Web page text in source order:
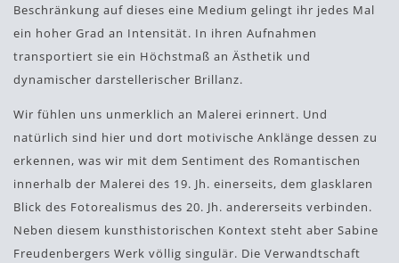
Beschränkung auf dieses eine Medium gelingt ihr jedes Mal
ein hoher Grad an Intensität. In ihren Aufnahmen
transportiert sie ein Höchstmaß an Ästhetik und
dynamischer darstellerischer Brillanz.
Wir fühlen uns unmerklich an Malerei erinnert. Und
natürlich sind hier und dort motivische Anklänge dessen zu
erkennen, was wir mit dem Sentiment des Romantischen
innerhalb der Malerei des 19. Jh. einerseits, dem glasklaren
Blick des Fotorealismus des 20. Jh. andererseits verbinden.
Neben diesem kunsthistorischen Kontext steht aber Sabine
Freudenbergers Werk völlig singulär. Die Verwandtschaft